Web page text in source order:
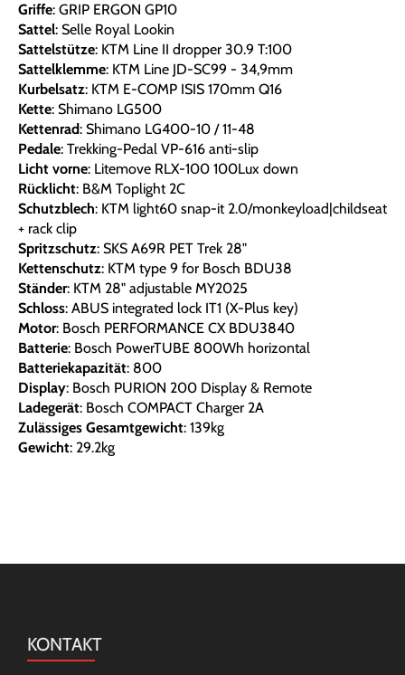
Griffe: GRIP ERGON GP10
Sattel: Selle Royal Lookin
Sattelstütze: KTM Line II dropper 30.9 T:100
Sattelklemme: KTM Line JD-SC99 - 34,9mm
Kurbelsatz: KTM E-COMP ISIS 170mm Q16
Kette: Shimano LG500
Kettenrad: Shimano LG400-10 / 11-48
Pedale: Trekking-Pedal VP-616 anti-slip
Licht vorne: Litemove RLX-100 100Lux down
Rücklicht: B&M Toplight 2C
Schutzblech: KTM light60 snap-it 2.0/monkeyload|childseat
+ rack clip
Spritzschutz: SKS A69R PET Trek 28"
Kettenschutz: KTM type 9 for Bosch BDU38
Ständer: KTM 28" adjustable MY2025
Schloss: ABUS integrated lock IT1 (X-Plus key)
Motor: Bosch PERFORMANCE CX BDU3840
Batterie: Bosch PowerTUBE 800Wh horizontal
Batteriekapazität: 800
Display: Bosch PURION 200 Display & Remote
Ladegerät: Bosch COMPACT Charger 2A
Zulässiges Gesamtgewicht: 139kg
Gewicht: 29.2kg
KONTAKT